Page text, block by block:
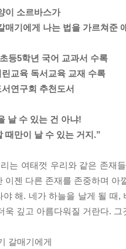
이 소르바스가
매기에게 나는 법을 가르쳐준
등5학년 국어 교과서 수록
교육 독서교육 교재 수록
연구회 추천도서
날 수 있는 건 아냐!
때만이 날 수 있는 거지.”
는 여태껏 우리와 같은 존재
이젠 다른 존재를 존중하며
야 해. 네가 하늘을 날게 될 때
욱 깊고 아름다워질 거란다.
갈매기에게